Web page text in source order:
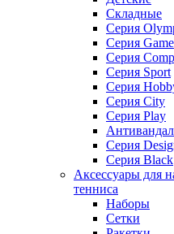
Складные
Серия
Серия Game
Серия
Серия Sport
Серия
Серия City
Серия Play
Серия
Серия Black
Аксессуары для
тенниса
Наборы
Сетки